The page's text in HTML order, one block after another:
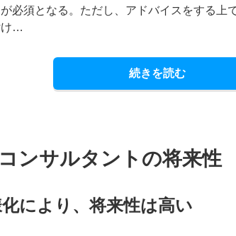
必須となる。ただし、アドバイスをする上
け…
続きを読む
ンサルタントの将来性
により、将来性は高い